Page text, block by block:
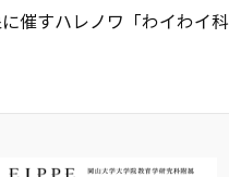
催すハレノワ「わイわイ